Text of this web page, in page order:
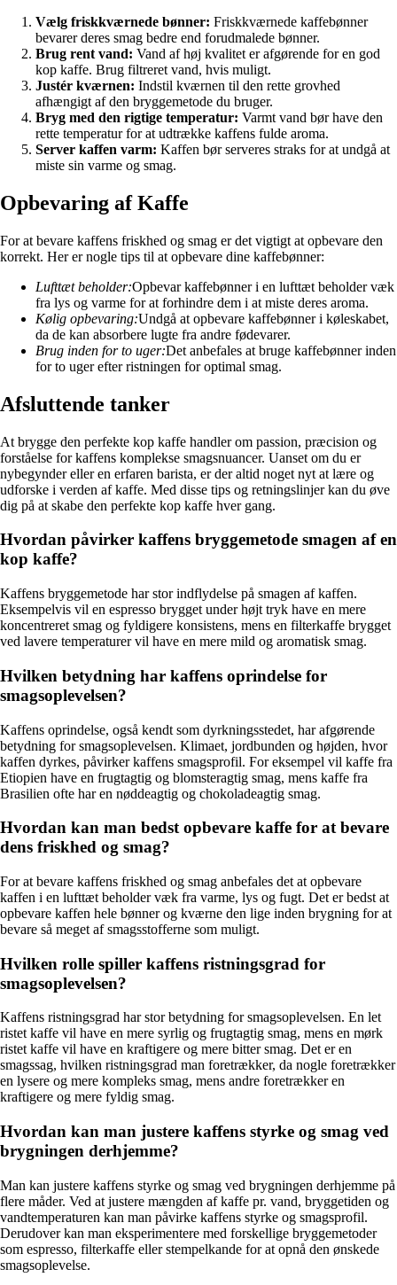
Vælg friskkværnede bønner: Friskkværnede kaffebønner
bevarer deres smag bedre end forudmalede bønner.
Brug rent vand: Vand af høj kvalitet er afgørende for en god
kop kaffe. Brug filtreret vand, hvis muligt.
Justér kværnen: Indstil kværnen til den rette grovhed
afhængigt af den bryggemetode du bruger.
Bryg med den rigtige temperatur: Varmt vand bør have den
rette temperatur for at udtrække kaffens fulde aroma.
Server kaffen varm: Kaffen bør serveres straks for at undgå at
miste sin varme og smag.
Opbevaring af Kaffe
For at bevare kaffens friskhed og smag er det vigtigt at opbevare den
korrekt. Her er nogle tips til at opbevare dine kaffebønner:
Lufttæt beholder:Opbevar kaffebønner i en lufttæt beholder væk
fra lys og varme for at forhindre dem i at miste deres aroma.
Kølig opbevaring:Undgå at opbevare kaffebønner i køleskabet,
da de kan absorbere lugte fra andre fødevarer.
Brug inden for to uger:Det anbefales at bruge kaffebønner inden
for to uger efter ristningen for optimal smag.
Afsluttende tanker
At brygge den perfekte kop kaffe handler om passion, præcision og
forståelse for kaffens komplekse smagsnuancer. Uanset om du er
nybegynder eller en erfaren barista, er der altid noget nyt at lære og
udforske i verden af kaffe. Med disse tips og retningslinjer kan du øve
dig på at skabe den perfekte kop kaffe hver gang.
Hvordan påvirker kaffens bryggemetode smagen af en
kop kaffe?
Kaffens bryggemetode har stor indflydelse på smagen af kaffen.
Eksempelvis vil en espresso brygget under højt tryk have en mere
koncentreret smag og fyldigere konsistens, mens en filterkaffe brygget
ved lavere temperaturer vil have en mere mild og aromatisk smag.
Hvilken betydning har kaffens oprindelse for
smagsoplevelsen?
Kaffens oprindelse, også kendt som dyrkningsstedet, har afgørende
betydning for smagsoplevelsen. Klimaet, jordbunden og højden, hvor
kaffen dyrkes, påvirker kaffens smagsprofil. For eksempel vil kaffe fra
Etiopien have en frugtagtig og blomsteragtig smag, mens kaffe fra
Brasilien ofte har en nøddeagtig og chokoladeagtig smag.
Hvordan kan man bedst opbevare kaffe for at bevare
dens friskhed og smag?
For at bevare kaffens friskhed og smag anbefales det at opbevare
kaffen i en lufttæt beholder væk fra varme, lys og fugt. Det er bedst at
opbevare kaffen hele bønner og kværne den lige inden brygning for at
bevare så meget af smagsstofferne som muligt.
Hvilken rolle spiller kaffens ristningsgrad for
smagsoplevelsen?
Kaffens ristningsgrad har stor betydning for smagsoplevelsen. En let
ristet kaffe vil have en mere syrlig og frugtagtig smag, mens en mørk
ristet kaffe vil have en kraftigere og mere bitter smag. Det er en
smagssag, hvilken ristningsgrad man foretrækker, da nogle foretrækker
en lysere og mere kompleks smag, mens andre foretrækker en
kraftigere og mere fyldig smag.
Hvordan kan man justere kaffens styrke og smag ved
brygningen derhjemme?
Man kan justere kaffens styrke og smag ved brygningen derhjemme på
flere måder. Ved at justere mængden af kaffe pr. vand, bryggetiden og
vandtemperaturen kan man påvirke kaffens styrke og smagsprofil.
Derudover kan man eksperimentere med forskellige bryggemetoder
som espresso, filterkaffe eller stempelkande for at opnå den ønskede
smagsoplevelse.